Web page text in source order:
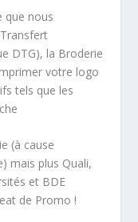
que nous
DTG), la Broderie
votre logo
tels que les
(à cause
mais plus Quali,
et BDE
de Promo !